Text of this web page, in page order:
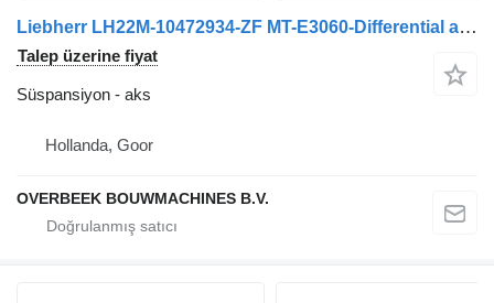
Liebherr LH22M-10472934-ZF MT-E3060-Differential aks
Talep üzerine fiyat
Süspansiyon - aks
Hollanda, Goor
OVERBEEK BOUWMACHINES B.V.